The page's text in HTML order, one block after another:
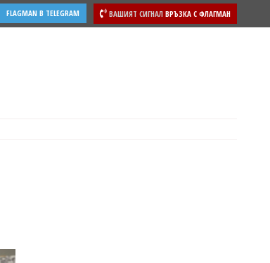
ВАШИЯТ СИГНАЛ ВРЪЗКА С ФЛАГМАН
FLAGMAN В TELEGRAM